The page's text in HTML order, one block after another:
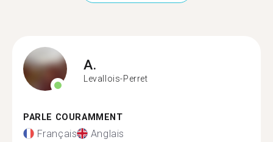
A.
Levallois-Perret
PARLE COURAMMENT
Français Anglais